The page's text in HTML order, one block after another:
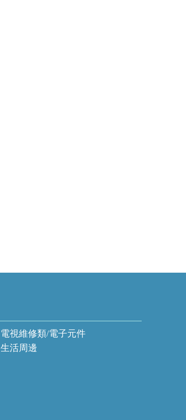
電視維修類/電子元件
生活周邊